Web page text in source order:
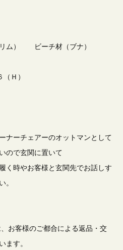
） ビーチ材（ブナ）
Ｈ）
チェアーのオットマンとして
ぎないので玄関に置いて
く時やお客様と玄関先でお話しす
。
客様のご都合による返品・交
ます。